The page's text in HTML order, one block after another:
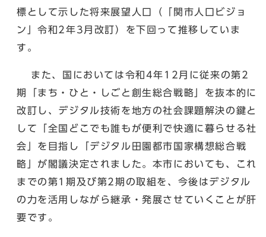
標として示した将来展望人口（「関市人口ビジョ
ン」令和2年3月改訂）を下回って推移していま
す。
また、国においては令和4年12月に従来の第2
期「まち・ひと・しごと創生総合戦略」を抜本的に
改訂し、デジタル技術を地方の社会課題解決の鍵と
して「全国どこでも誰もが便利で快適に暮らせる社
会」を目指し「デジタル田園都市国家構想総合戦
略」が閣議決定されました。本市においても、これ
までの第1期及び第2期の取組を、今後はデジタル
の力を活用しながら継承・発展させていくことが肝
要です。